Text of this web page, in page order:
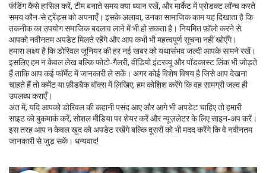
फंडिंग कैसे हासिल करें, टीम बनाते समय क्या ध्यान रखें, और मार्केट में प्रोडक्ट लॉन्च करते
समय कौन‑से ट्रेंड्स को अपनाएँ। इसके अलावा, उनका सामाजिक काम यह दिखाता है कि
तकनीक का उपयोग समाजिक बदलाव लाने में भी हो सकता है। नियमित फ़ॉलो करने से
आपको नवीनतम अपडेट मिलते रहेंगे और आप कभी भी महत्वपूर्ण सूचना नहीं खोएँगे।
हमारा लक्ष्य है कि डोरिवल जूनियर की हर नई खबर को यथासंभव जल्दी आपके सामने रखें।
इसलिए हम न केवल लेख बल्कि फोटो‑गैलरी, वीडियो इंटरव्यू और पॉडकास्ट लिंक भी जोड़ते
हैं ताकि आप कई फॉर्मेट में जानकारी ले सकें। अगर कोई विशेष विषय है जिसे आप देखना
चाहते हैं तो कमेंट या फ़ीडबैक बॉक्स में लिखिए; हम कोशिश करेंगे कि वह सामग्री जल्द ही
उपलब्ध कराएँ।
अंत में, यदि आपको डोरिवल की कहानी पसंद आए और आगे भी अपडेट चाहिए तो हमारी
साइट को बुकमार्क करें, सोशल मीडिया पर शेयर करें और न्यूज़लेटर के लिए साइन‑अप करें।
इस तरह आप न केवल खुद को अपडेट रखेंगे बल्कि दूसरों को भी मदद करेंगे कि वे नवीनतम
जानकारी से जुड़ सकें। धन्यवाद!